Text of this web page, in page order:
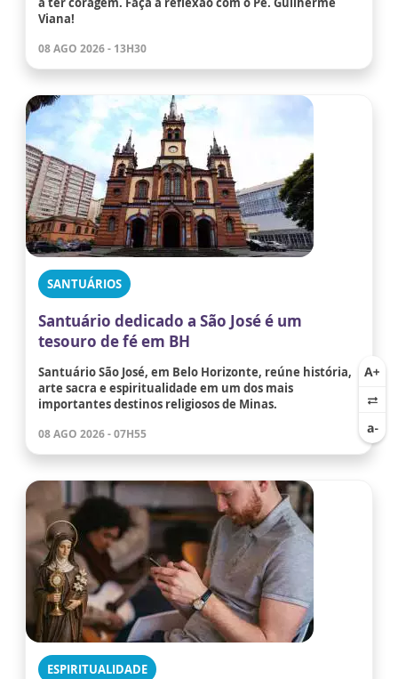
Viana!
08 AGO 2026 - 13H30
SANTUÁRIOS
Santuário dedicado a São José é um
tesouro de fé em BH
Santuário São José, em Belo Horizonte, reúne história,
arte sacra e espiritualidade em um dos mais
importantes destinos religiosos de Minas.
08 AGO 2026 - 07H55
ESPIRITUALIDADE